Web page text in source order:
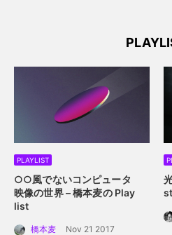
PLAYLIST
○○風でないコンピュータ
映像の世界 – 橋本麦の Play
list
橋本麦 Nov 21 2017
st